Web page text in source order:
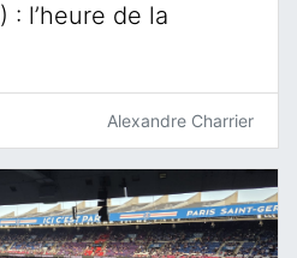
: l’heure de la
Alexandre Charrier